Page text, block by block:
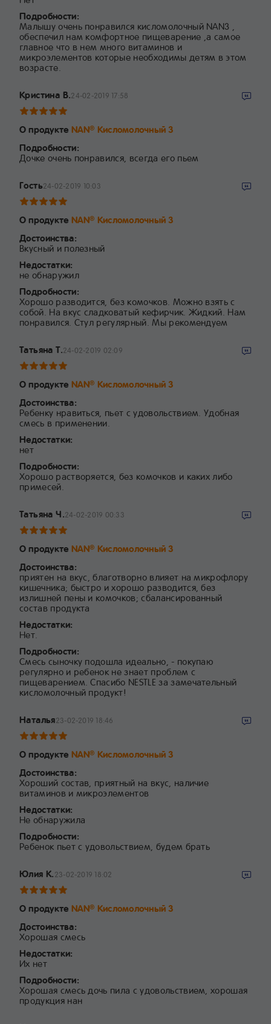
Подробности:
Малышу очень понравился кисломолочный NAN3 ,
обеспечил нам комфортное пищеварение ,а самое
главное что в нем много витаминов и
микроэлементов которые необходимы детям в этом
возрасте.
Кристина В.24-02-2019 17:58
О продукте NAN® Кисломолочный 3
Подробности:
Дочке очень понравился, всегда его пьем
Гость24-02-2019 10:03
О продукте NAN® Кисломолочный 3
Достоинства:
Вкусный и полезный
Недостатки:
не обнаружил
Подробности:
Хорошо разводится, без комочков. Можно взять с
собой. На вкус сладковатый кефирчик. Жидкий. Нам
понравился. Стул регулярный. Мы рекомендуем
Татьяна Т.24-02-2019 02:09
О продукте NAN® Кисломолочный 3
Достоинства:
Ребенку нравиться, пьет с удовольствием. Удобная
смесь в применении.
Недостатки:
нет
Подробности:
Хорошо растворяется, без комочков и каких либо
примесей.
Татьяна Ч.24-02-2019 00:33
О продукте NAN® Кисломолочный 3
Достоинства:
приятен на вкус, благотворно влияет на микрофлору
кишечника; быстро и хорошо разводится, без
излишней пены и комочков; сбалансированный
состав продукта
Недостатки:
Нет.
Подробности:
Смесь сыночку подошла идеально, - покупаю
регулярно и ребенок не знает проблем с
пищеварением. Спасибо NESTLE за замечательный
кисломолочный продукт!
Наталья23-02-2019 18:46
О продукте NAN® Кисломолочный 3
Достоинства:
Хороший состав, приятный на вкус, наличие
витаминов и микроэлементов
Недостатки:
Не обнаружила
Подробности:
Ребенок пьет с удовольствием, будем брать
Юлия К.23-02-2019 18:02
О продукте NAN® Кисломолочный 3
Достоинства:
Хорошая смесь
Недостатки:
Их нет
Подробности:
Хорошая смесь дочь пила с удовольствием, хорошая
продукция нан